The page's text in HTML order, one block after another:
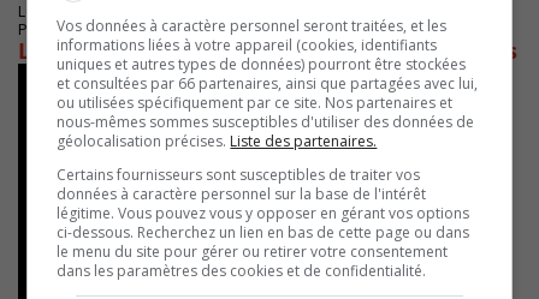
LONGUEUIL
Publié le 28 juillet 2025 à 07h59
Longueuil renforce la sécurité près des écoles
Vos données à caractère personnel seront traitées, et les
informations liées à votre appareil (cookies, identifiants
uniques et autres types de données) pourront être stockées
et consultées par 66 partenaires, ainsi que partagées avec lui,
ou utilisées spécifiquement par ce site. Nos partenaires et
nous-mêmes sommes susceptibles d'utiliser des données de
géolocalisation précises. Liste des partenaires.
Certains fournisseurs sont susceptibles de traiter vos
données à caractère personnel sur la base de l'intérêt
légitime. Vous pouvez vous y opposer en gérant vos options
ci-dessous. Recherchez un lien en bas de cette page ou dans
le menu du site pour gérer ou retirer votre consentement
dans les paramètres des cookies et de confidentialité.